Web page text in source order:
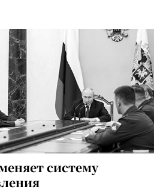
систему